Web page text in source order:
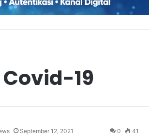
19
September 12, 2021 0 41